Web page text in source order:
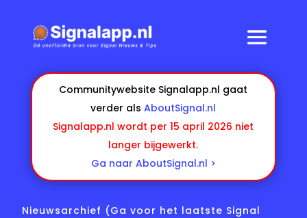
Communitywebsite Signalapp.nl gaat
verder alsAboutSignal.nl
Signalapp.nl wordt per 15 april 2026 niet
langer bijgewerkt.
Ga naar AboutSignal.nl >
Nieuwsarchief (Ga voor het laatste Signal